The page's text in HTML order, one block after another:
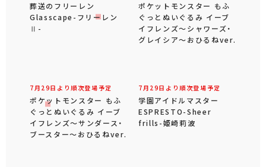
葬送のフリーレン
Glasscape-フリーレン
Ⅱ-
ポケットモンスター もふ
ぐっとぬいぐるみ イーブ
イフレンズ～シャワーズ・
グレイシア～おひるねver.
7月29日より順次登場予定
ポケットモンスター もふ
ぐっとぬいぐるみ イーブ
イフレンズ～サンダース・
ブースター～おひるねver.
7月29日より順次登場予定
学園アイドルマスター
ESPRESTO-Sheer
frills-姫崎莉波